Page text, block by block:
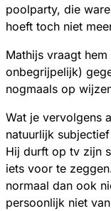
poolparty, die
hoeft toch niet
Mathijs vraagt
onbegrijpelijk)
nogmaals op
Wat je vervolgens
natuurlijk
Hij durft op tv zijn
iets voor te
normaal dan ook
persoonlijk niet